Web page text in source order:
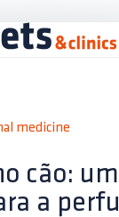
medicine
cão:
a